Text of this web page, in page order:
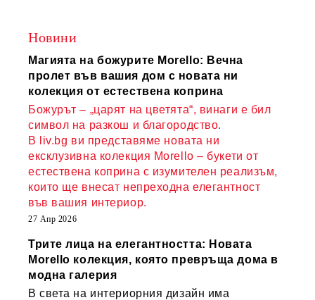
Новини
Магията на божурите Morello: Вечна
пролет във вашия дом с новата ни
колекция от естествена коприна
Божурът – „царят на цветята“, винаги е бил
символ на разкош и благородство.
В liv.bg ви представяме новата ни
ексклузивна колекция Morello – букети от
естествена коприна с изумителен реализъм,
които ще внесат непреходна елегантност
във вашия интериор.
27 Апр 2026
Трите лица на елегантността: Новата
Morello колекция, която превръща дома в
модна галерия
В света на интериорния дизайн има